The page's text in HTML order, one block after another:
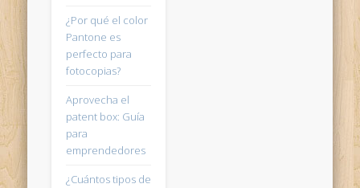
¿Por qué el color
Pantone es
perfecto para
fotocopias?
Aprovecha el
patent box: Guía
para
emprendedores
¿Cuántos tipos de